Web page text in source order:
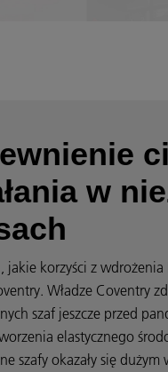
w
jakie korzyści z
Władze Coventry
szaf jeszcze przed
elastycznego
szafy okazały się